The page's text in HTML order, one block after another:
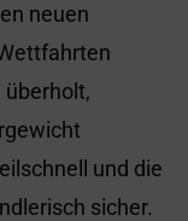
neuen
überholt,
und die
sicher.